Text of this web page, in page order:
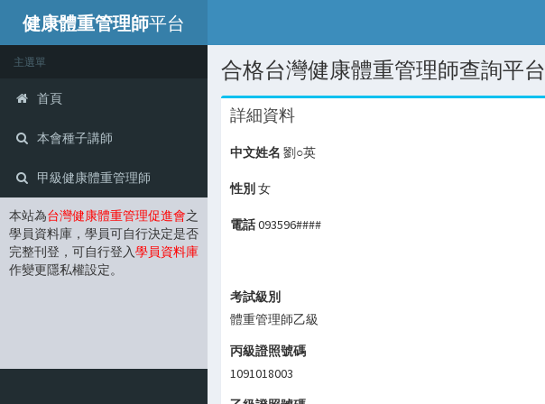
健康體重管理師平台
主選單
首頁
本會種子講師
甲級健康體重管理師
本站為台灣健康體重管理促進會之
學員資料庫，學員可自行決定是否
完整刊登，可自行登入學員資料庫
作變更隱私權設定。
合格台灣健康體重管理師查詢平台
詳細資料
中文姓名 劉○英
性別女
電話093596####
考試級別
體重管理師乙級
丙級證照號碼
1091018003